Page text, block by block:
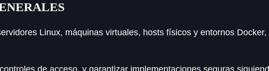
Linux, máquinas virtuales, hosts físicos y entornos